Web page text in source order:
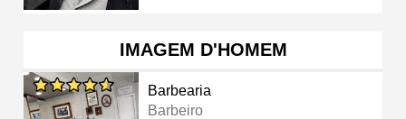
IMAGEM D'HOMEM
Barbearia
Barbeiro